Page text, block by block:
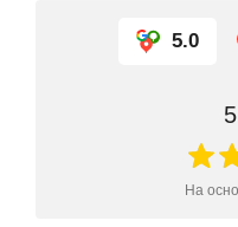
5.0
На